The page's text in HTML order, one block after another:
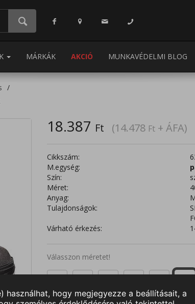
MÁRKÁK AKCIÓ MUNKAVÉDELMI BLOG
18.387 Ft (14.478 Ft + ÁFA)
Cikkszám:
M.egység:
Szín:
Méret:
Anyag:
Tulajdonságok:
Várható érkezés:
Válasszon méretet!
35 36 37 38 39 40
48